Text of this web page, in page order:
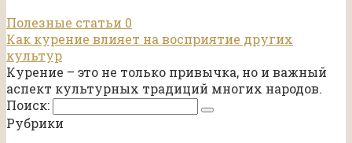
Полезные статьи 0
Как курение влияет на восприятие других
культур
Курение – это не только привычка, но и важный
аспект культурных традиций многих народов.
Поиск:
Рубрики